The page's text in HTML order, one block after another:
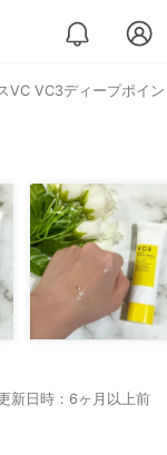
VC VC3ディープポイ
新日時：6ヶ月以上前